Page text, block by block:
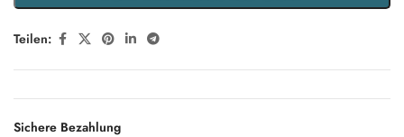
Teilen:
Sichere Bezahlung